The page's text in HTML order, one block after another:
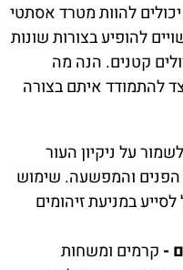
להוות מטרד אסתטי
להופיע בצורות שונות
קטנים. הנה מה
להתמודד איתם בצורה
על ניקיון העור
הפנים והמפשעה. שימוש
במניעת זיהומים
- קרמים ומשחות